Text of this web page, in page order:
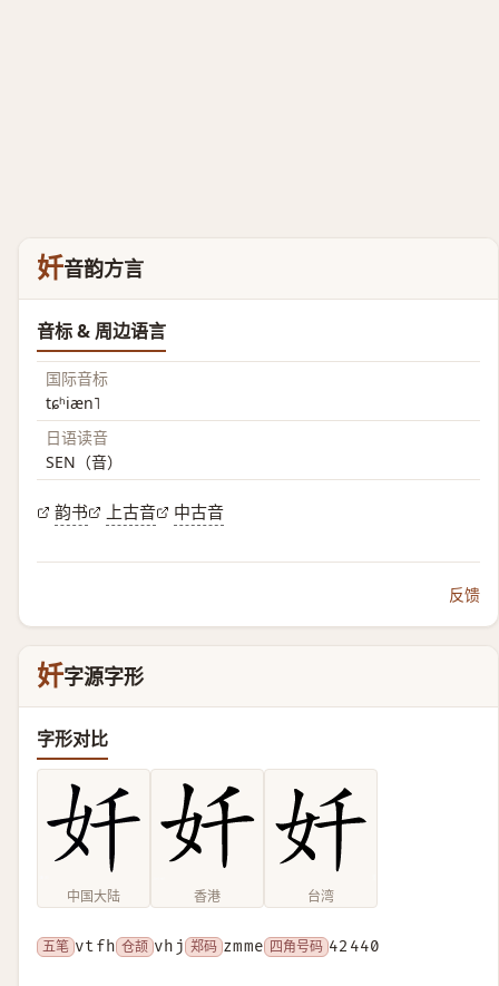
奷音韵方言
音标 & 周边语言
国际音标
tɕʰiæn˥
日语读音
SEN（音）
韵书 上古音 中古音
反馈
奷字源字形
字形对比
中国大陆 香港 台湾
五笔 vtfh 仓颉 vhj 郑码 zmme 四角号码 42440